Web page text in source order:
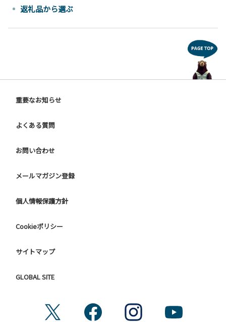
返礼品から選ぶ
重要なお知らせ
よくある質問
お問い合わせ
メールマガジン登録
個人情報保護方針
Cookieポリシー
サイトマップ
GLOBAL SITE